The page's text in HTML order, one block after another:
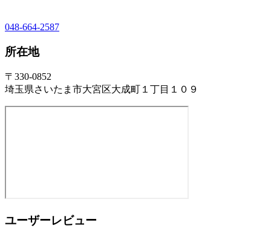
048-664-2587
所在地
〒330-0852
埼玉県さいたま市大宮区大成町１丁目１０９
ユーザーレビュー